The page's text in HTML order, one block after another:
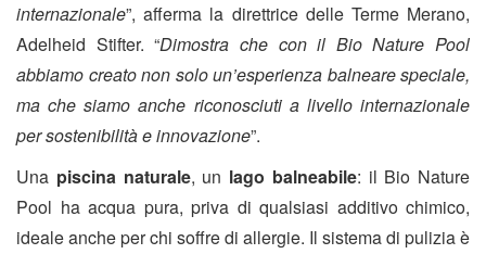
internazionale”, afferma la direttrice delle Terme Merano,
Adelheid Stifter. “Dimostra che con il Bio Nature Pool
abbiamo creato non solo un’esperienza balneare speciale,
ma che siamo anche riconosciuti a livello internazionale
per sostenibilità e innovazione”.
Una piscina naturale, un lago balneabile: il Bio Nature
Pool ha acqua pura, priva di qualsiasi additivo chimico,
ideale anche per chi soffre di allergie. Il sistema di pulizia è